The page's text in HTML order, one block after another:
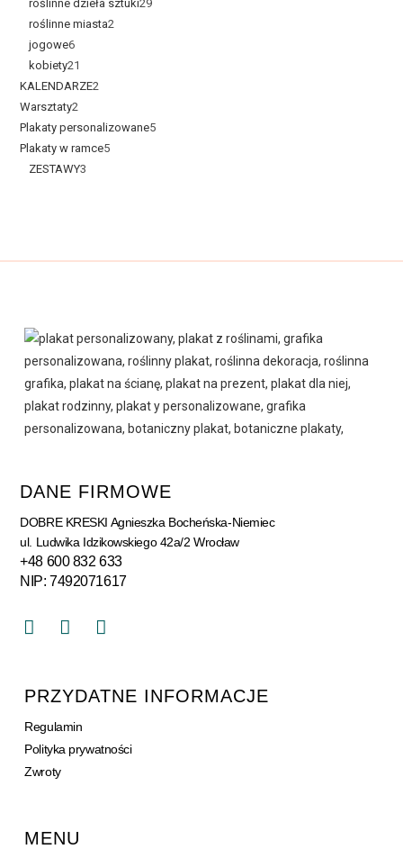
roślinne dzieła sztuki29
roślinne miasta2
jogowe6
kobiety21
KALENDARZE2
Warsztaty2
Plakaty personalizowane5
Plakaty w ramce5
ZESTAWY3
DANE FIRMOWE
DOBRE KRESKI Agnieszka Bocheńska-Niemiec
ul. Ludwika Idzikowskiego 42a/2 Wrocław
+48 600 832 633
NIP: 7492071617
PRZYDATNE INFORMACJE
Regulamin
Polityka prywatności
Zwroty
MENU